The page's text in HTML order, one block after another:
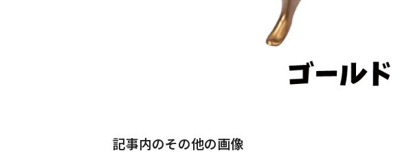
記事内のその他の画像